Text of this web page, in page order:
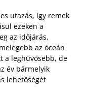
utazás, így remek
ezeken a
az időjárás,
az óceán
a leghűvösebb, de
év bármelyik
lehetőségét